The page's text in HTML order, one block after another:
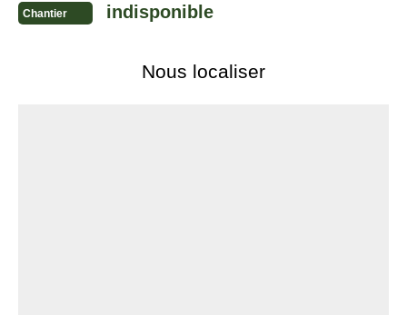
Chantier indisponible
Nous localiser